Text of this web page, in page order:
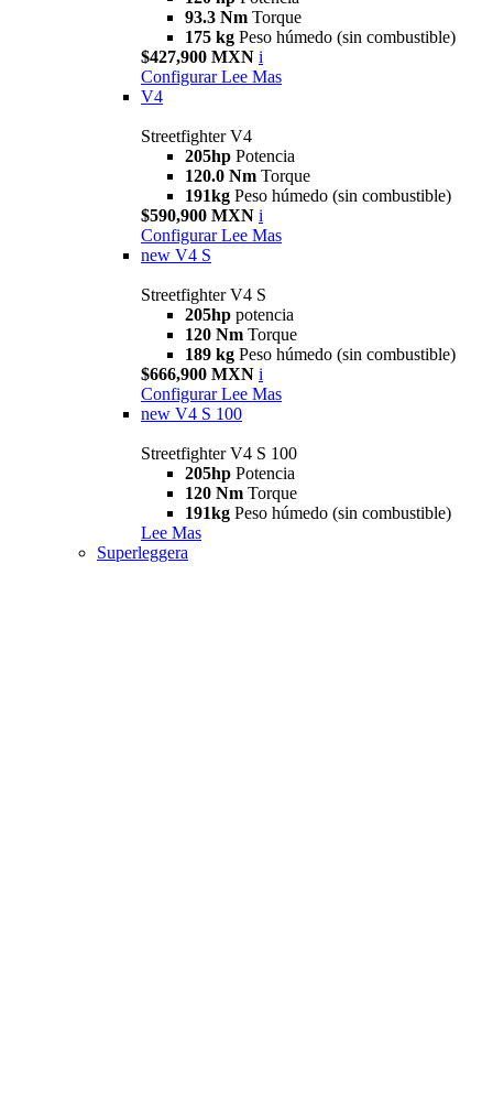
93.3 Nm Torque
175 kg Peso húmedo (sin combustible)
$427,900 MXN i
Configurar Lee Mas
V4
Streetfighter V4
205hp Potencia
120.0 Nm Torque
191kg Peso húmedo (sin combustible)
$590,900 MXN i
Configurar Lee Mas
new V4 S
Streetfighter V4 S
205hp potencia
120 Nm Torque
189 kg Peso húmedo (sin combustible)
$666,900 MXN i
Configurar Lee Mas
new V4 S 100
Streetfighter V4 S 100
205hp Potencia
120 Nm Torque
191kg Peso húmedo (sin combustible)
Lee Mas
Superleggera